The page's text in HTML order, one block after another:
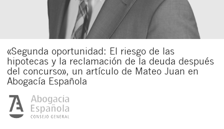
«Segunda oportunidad: El riesgo de las
hipotecas y la reclamación de la deuda después
del concurso», un artículo de Mateo Juan en
Abogacía Española